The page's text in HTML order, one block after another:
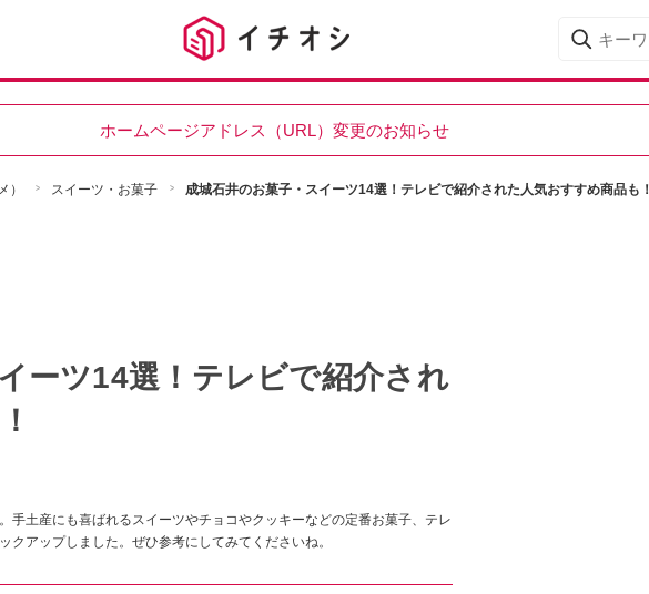
ホームページアドレス（URL）変更のお知らせ
） スイーツ・お菓子 成城石井のお菓子・スイーツ14選！テレビで紹介された人気おすすめ商品も！
ーツ14選！テレビで紹介され
手土産にも喜ばれるスイーツやチョコやクッキーなどの定番お菓子、テレ
アップしました。ぜひ参考にしてみてくださいね。